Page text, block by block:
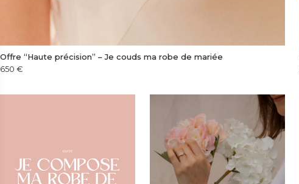
Offre “Haute précision” – Je couds ma robe de mariée
650 €